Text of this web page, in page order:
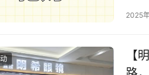
2025
【